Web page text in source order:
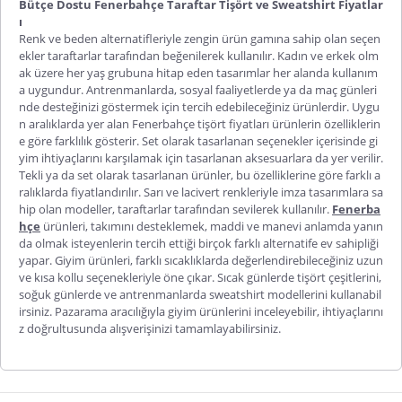
Bütçe Dostu Fenerbahçe Taraftar Tişört ve Sweatshirt Fiyatlar
ı
Renk ve beden alternatifleriyle zengin ürün gamına sahip olan seçen
ekler taraftarlar tarafından beğenilerek kullanılır. Kadın ve erkek olm
ak üzere her yaş grubuna hitap eden tasarımlar her alanda kullanım
a uygundur. Antrenmanlarda, sosyal faaliyetlerde ya da maç günleri
nde desteğinizi göstermek için tercih edebileceğiniz ürünlerdir. Uygu
n aralıklarda yer alan Fenerbahçe tişört fiyatları ürünlerin özelliklerin
e göre farklılık gösterir. Set olarak tasarlanan seçenekler içerisinde gi
yim ihtiyaçlarını karşılamak için tasarlanan aksesuarlara da yer verilir.
Tekli ya da set olarak tasarlanan ürünler, bu özelliklerine göre farklı a
ralıklarda fiyatlandırılır. Sarı ve lacivert renkleriyle imza tasarımlara sa
hip olan modeller, taraftarlar tarafından sevilerek kullanılır. Fenerba
hçe ürünleri, takımını desteklemek, maddi ve manevi anlamda yanın
da olmak isteyenlerin tercih ettiği birçok farklı alternatife ev sahipliği
yapar. Giyim ürünleri, farklı sıcaklıklarda değerlendirebileceğiniz uzun
ve kısa kollu seçenekleriyle öne çıkar. Sıcak günlerde tişört çeşitlerini,
soğuk günlerde ve antrenmanlarda sweatshirt modellerini kullanabil
irsiniz. Pazarama aracılığıyla giyim ürünlerini inceleyebilir, ihtiyaçlarını
z doğrultusunda alışverişinizi tamamlayabilirsiniz.